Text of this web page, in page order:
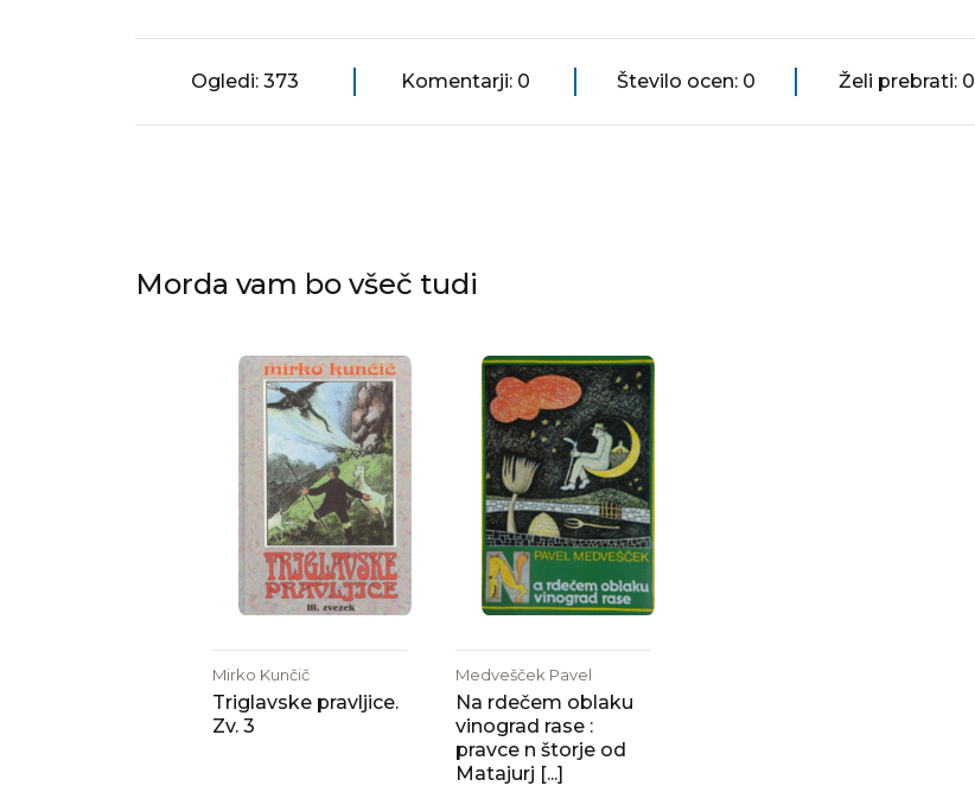
Ogledi: 373 Komentarji: 0 Število ocen: 0 Želi prebrati: 0
Morda vam bo všeč tudi
Mirko Kunčič
Triglavske pravljice.
Zv. 3
Medvešček Pavel
Na rdečem oblaku
vinograd rase :
pravce n štorje od
Matajurj [...]